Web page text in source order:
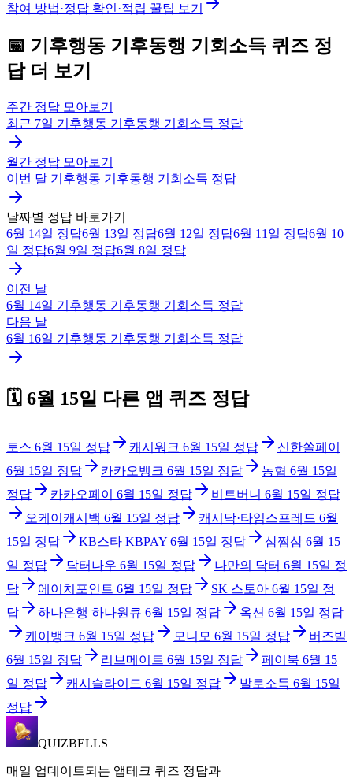
참여 방법·정답 확인·적립 꿀팁 보기
📅 기후행동 기후동행 기회소득 퀴즈 정
답 더 보기
주간 정답 모아보기
최근 7일 기후행동 기후동행 기회소득 정답
월간 정답 모아보기
이번 달 기후행동 기후동행 기회소득 정답
날짜별 정답 바로가기
6월 14일 정답6월 13일 정답6월 12일 정답6월 11일 정답6월 10
일 정답6월 9일 정답6월 8일 정답
이전 날
6월 14일 기후행동 기후동행 기회소득 정답
다음 날
6월 16일 기후행동 기후동행 기회소득 정답
🗓️ 6월 15일 다른 앱 퀴즈 정답
토스 6월 15일 정답 캐시워크 6월 15일 정답
신한쏠페이
6월 15일 정답 카카오뱅크 6월 15일 정답 농협 6월 15일
정답
카카오페이 6월 15일 정답 비트버니 6월 15일 정답
오케이캐시백 6월 15일 정답 캐시닥·타임스프레드 6월
15일 정답 KB스타 KBPAY 6월 15일 정답 삼쩜삼 6월 15
일 정답 닥터나우 6월 15일 정답 나만의 닥터 6월 15일 정
답
에이치포인트 6월 15일 정답 SK 스토아 6월 15일 정
답
하나은행 하나원큐 6월 15일 정답 옥션 6월 15일 정답
케이뱅크 6월 15일 정답 모니모 6월 15일 정답
버즈빌
6월 15일 정답 리브메이트 6월 15일 정답 페이북 6월 15
일 정답 캐시슬라이드 6월 15일 정답 발로소득 6월 15일
정답
QUIZBELLS
매일 업데이트되는 앱테크 퀴즈 정답과